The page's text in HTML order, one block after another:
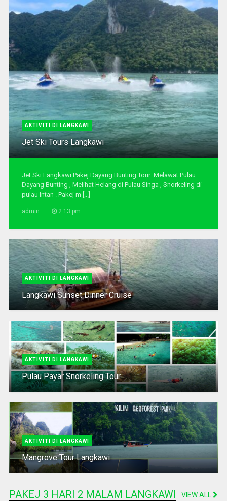
AKTIVITI DI LANGKAWI
Jet Ski Tours Langkawi
Jet Ski Langkawi Pakej Dayang Bunting Tour Melawat Pulau
Dayang Bunting , Melihat Helang di Pulau Singa , Snorkeling di
pulau Intan . Pakej m [...]
admin 2:13 pm
AKTIVITI DI LANGKAWI
Langkawi Sunset Dinner Cruise
AKTIVITI DI LANGKAWI
Pulau Payar Snorkeling Tour
AKTIVITI DI LANGKAWI
Mangrove Tour Langkawi
PAKEJ 3 HARI 2 MALAM LANGKAWI VIEW ALL